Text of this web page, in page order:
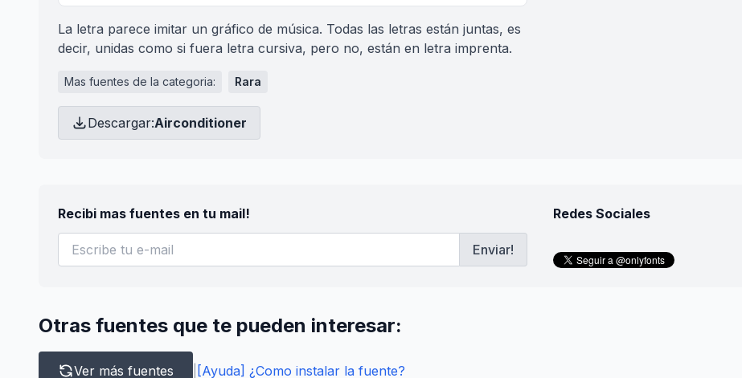
La letra parece imitar un gráfico de música. Todas las letras están juntas, es
decir, unidas como si fuera letra cursiva, pero no, están en letra imprenta.
Mas fuentes de la categoria: Rara
Descargar:Airconditioner
Recibi mas fuentes en tu mail!
Enviar!
Redes Sociales
Otras fuentes que te pueden interesar:
Ver más fuentes [Ayuda] ¿Como instalar la fuente?